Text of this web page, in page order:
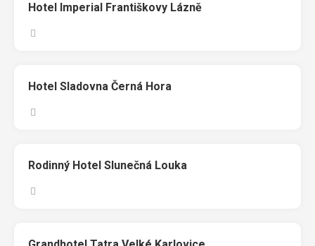
Hotel Imperial Františkovy Lázně
Hotel Sladovna Černá Hora
Rodinný Hotel Slunečná Louka